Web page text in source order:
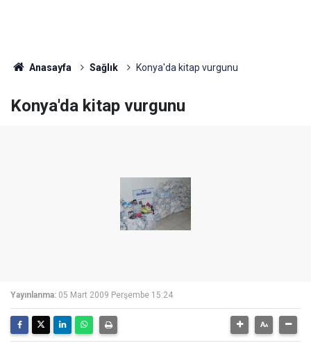
Anasayfa Sağlık Konya'da kitap vurgunu
Konya'da kitap vurgunu
Yayınlanma: 05 Mart 2009 Perşembe 15:24